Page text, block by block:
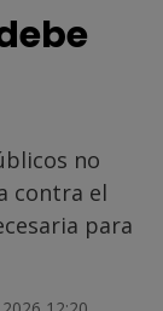
no
contra el
para